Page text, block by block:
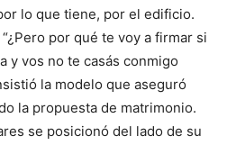
lo que tiene, por el edificio.
por qué te voy a firmar si
y vos no te casás conmigo
la modelo que aseguró
la propuesta de matrimonio.
se posicionó del lado de su